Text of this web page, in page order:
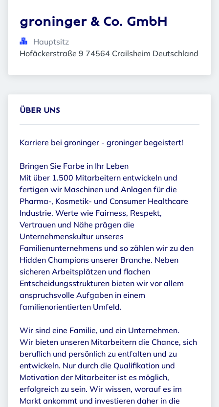
groninger & Co. GmbH
Hauptsitz
Hofäckerstraße 9 74564 Crailsheim Deutschland
ÜBER UNS
Karriere bei groninger - groninger begeistert!
Bringen Sie Farbe in Ihr Leben
Mit über 1.500 Mitarbeitern entwickeln und
fertigen wir Maschinen und Anlagen für die
Pharma-, Kosmetik- und Consumer Healthcare
Industrie. Werte wie Fairness, Respekt,
Vertrauen und Nähe prägen die
Unternehmenskultur unseres
Familienunternehmens und so zählen wir zu den
Hidden Champions unserer Branche. Neben
sicheren Arbeitsplätzen und flachen
Entscheidungsstrukturen bieten wir vor allem
anspruchsvolle Aufgaben in einem
familienorientierten Umfeld.
Wir sind eine Familie, und ein Unternehmen.
Wir bieten unseren Mitarbeitern die Chance, sich
beruflich und persönlich zu entfalten und zu
entwickeln. Nur durch die Qualifikation und
Motivation der Mitarbeiter ist es möglich,
erfolgreich zu sein. Wir wissen, worauf es im
Markt ankommt und investieren daher in die